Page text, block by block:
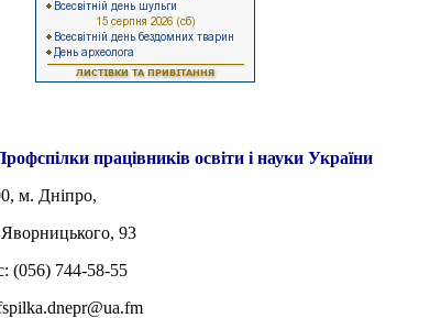
працівників освіти і науки України
м. Дніпро,
93
(056) 744-58-55